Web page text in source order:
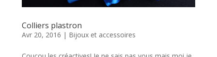
Colliers plastron
Avr 20, 2016 | Bijoux et accessoires